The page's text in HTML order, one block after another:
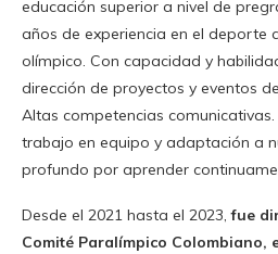
educación superior a nivel de
años de experiencia en el deporte
olímpico. Con capacidad y
dirección de proyectos y eventos
Altas competencias
trabajo en equipo y adaptación a
profundo por aprender
Desde el 2021 hasta el 2023,fue
Comité Paralímpico Colombiano,